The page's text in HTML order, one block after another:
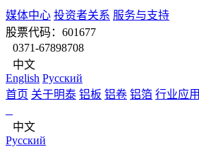
媒体中心 投资者关系 服务与支持
股票代码：601677
0371-67898708
中文
English Pусский
首页 关于明泰 铝板 铝卷 铝箔 行业应用
中文
Pусский